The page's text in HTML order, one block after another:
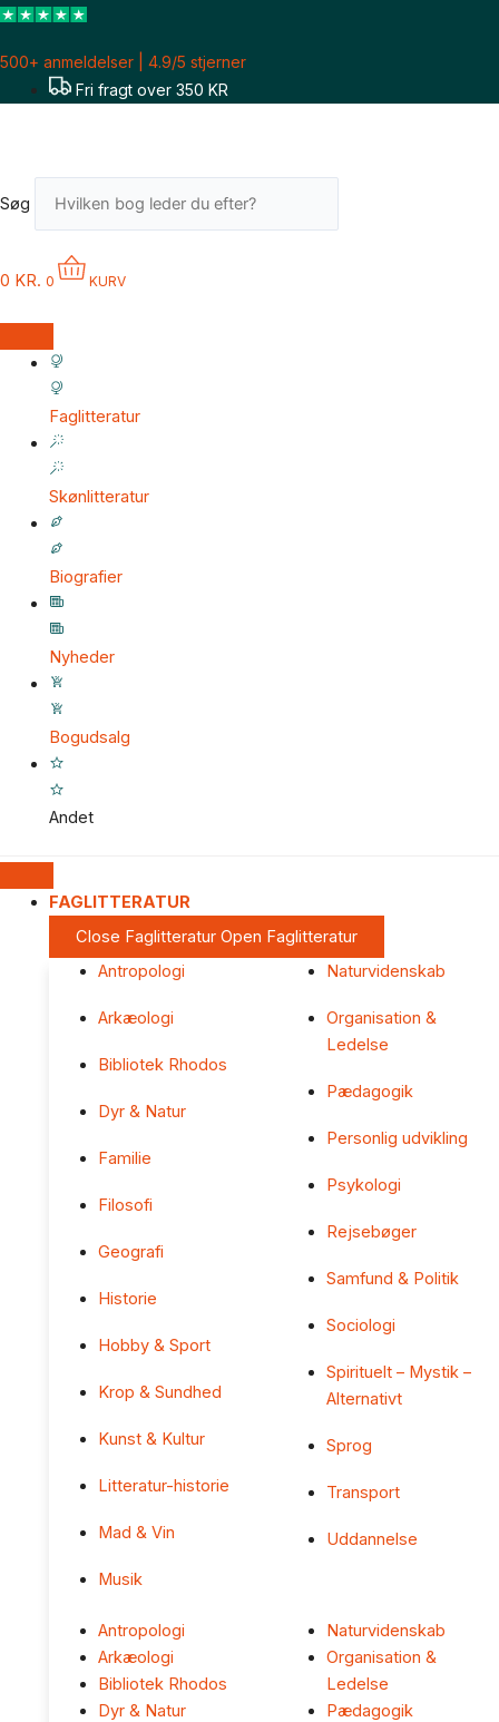
Gå
indholdet
500+ anmeldelser | 4.9/5 stjerner
Fri fragt over 350 KR
Søg
0 KR. 0 KURV
Faglitteratur
Skønlitteratur
Biografier
Nyheder
Bogudsalg
Andet
FAGLITTERATUR
Close Faglitteratur Open Faglitteratur
Antropologi
Arkæologi
Bibliotek Rhodos
Dyr & Natur
Familie
Filosofi
Geografi
Historie
Hobby & Sport
Krop & Sundhed
Kunst & Kultur
Litteratur-historie
Mad & Vin
Musik
Naturvidenskab
Organisation &
Ledelse
Pædagogik
Personlig udvikling
Psykologi
Rejsebøger
Samfund & Politik
Sociologi
Spirituelt – Mystik –
Alternativt
Sprog
Transport
Uddannelse
Antropologi
Arkæologi
Bibliotek Rhodos
Dyr & Natur
Naturvidenskab
Organisation &
Ledelse
Pædagogik